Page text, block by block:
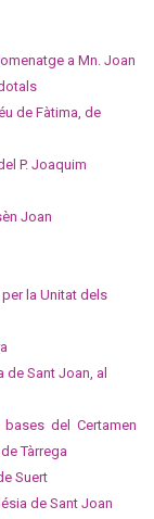
a Mn. Joan
de Fàtima, de
P. Joaquim
Joan
per la Unitat dels
de Sant Joan, al
bases del Certamen
Tàrrega
Suert
de Sant Joan